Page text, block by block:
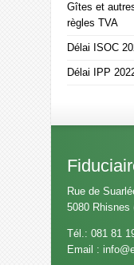
Gîtes et
règles TVA
Délai ISOC
Délai IPP
Rue de
5080 Rhisnes
Tél.: 081 81
Email :